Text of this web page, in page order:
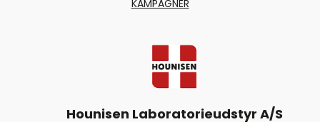
KAMPAGNER
Hounisen Laboratorieudstyr A/S